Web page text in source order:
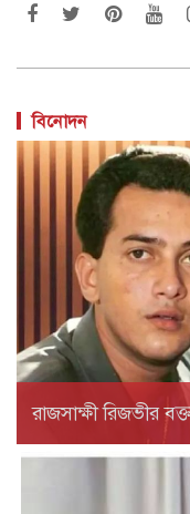
বিনোদন
রাজসাক্ষী রিজভীর